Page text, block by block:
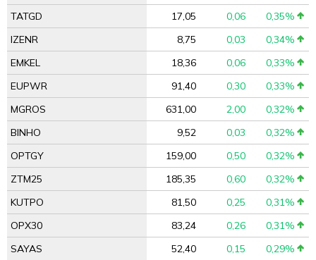
TATGD
17,05 0,06
0,35%
IZENR
8,75 0,03
0,34%
EMKEL
18,36 0,06
0,33%
EUPWR
91,40 0,30
0,33%
MGROS
631,00 2,00
0,32%
BINHO
9,52 0,03
0,32%
OPTGY
159,00 0,50
0,32%
ZTM25
185,35 0,60
0,32%
KUTPO
81,50 0,25
0,31%
OPX30
83,24 0,26
0,31%
SAYAS
52,40 0,15
0,29%